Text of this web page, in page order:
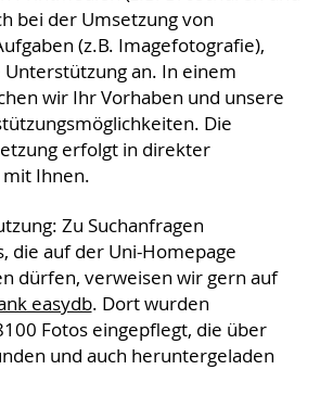
bei der Umsetzung von
(z.B. Imagefotografie),
an. In einem
wir Ihr Vorhaben und unsere
Die
erfolgt in direkter
Ihnen.
Zu Suchanfragen
die auf der Uni-Homepage
dürfen, verweisen wir gern auf
easydb. Dort wurden
Fotos eingepflegt, die über
und auch heruntergeladen